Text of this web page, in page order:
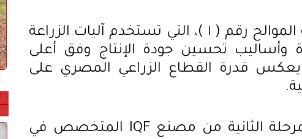
وخلال الجولة، تم تفقد محطة الموالح رقم ( ١ )، التي تستخدم آليات الزراعة
وأساليب تحسين جودة الإنتاج وفق أعلى
يعكس قدرة القطاع الزراعي المصري على
كما شهدت الزيارة إفتتاح المرحلة الثانية من مصنع IQF المتخصص في